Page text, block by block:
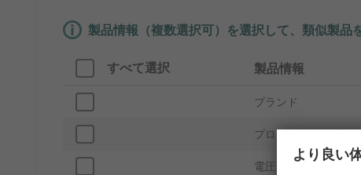
製品情報（複数選択可）を選択して、類似製品
すべて選択 製品情報
ブランド
プロダクトタイプ
電圧
より良い